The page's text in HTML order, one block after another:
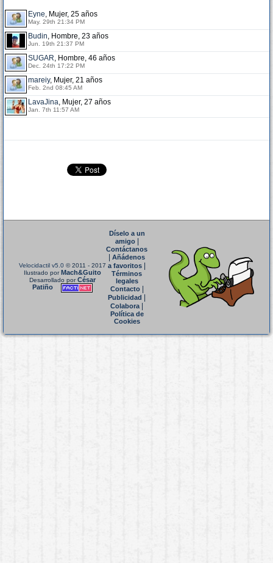
Eyne, Mujer, 25 años
May. 29th 21:34 PM
Budin, Hombre, 23 años
Jun. 19th 21:37 PM
SUGAR, Hombre, 46 años
Dec. 24th 17:22 PM
mareiy, Mujer, 21 años
Feb. 2nd 08:45 AM
LavaJina, Mujer, 27 años
Jan. 7th 11:57 AM
Velocidactil v5.0 © 2011 - 2017
Ilustrado porMach&Guito
Desarrollado porCésar
Patiño
Díselo a un
amigo|
Contáctanos
Añádenos
a favoritos
Términos
legales
Contacto|
Publicidad
Colabora|
Política de
Cookies